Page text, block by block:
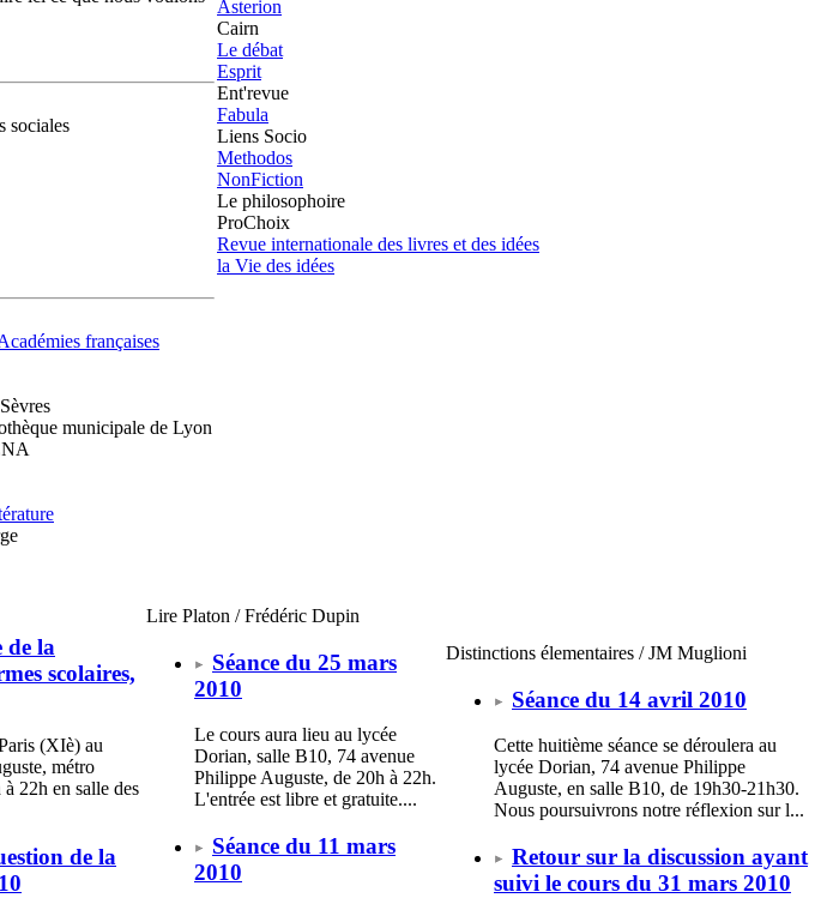
sociales
françaises
municipale de Lyon
Asterion
Cairn
Le débat
Esprit
Ent'revue
Fabula
Liens Socio
Methodos
NonFiction
Le philosophoire
ProChoix
Revue internationale des livres et des idées
la Vie des idées
de la
scolaires,
(XIè) au
métro
22h en salle des
de la
Lire Platon / Frédéric Dupin
Séance du 25 mars
2010
Le cours aura lieu au lycée
Dorian, salle B10, 74 avenue
Philippe Auguste, de 20h à 22h.
L'entrée est libre et gratuite....
Séance du 11 mars
2010
Distinctions élementaires / JM Muglioni
Séance du 14 avril 2010
Cette huitième séance se déroulera au
lycée Dorian, 74 avenue Philippe
Auguste, en salle B10, de 19h30-21h30.
Nous poursuivrons notre réflexion sur l...
Retour sur la discussion ayant
suivi le cours du 31 mars 2010